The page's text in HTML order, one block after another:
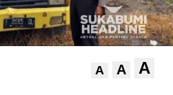
A A A